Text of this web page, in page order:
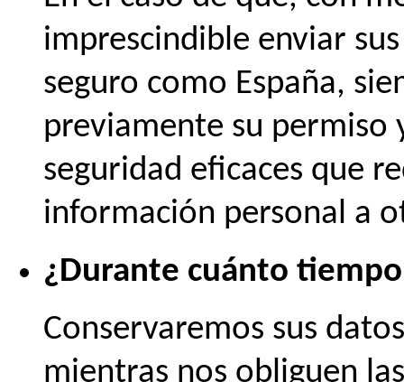
imprescindible enviar
seguro como España,
previamente su permiso
seguridad eficaces que
información personal a
¿Durante cuánto
Conservaremos sus
mientras nos obliguen